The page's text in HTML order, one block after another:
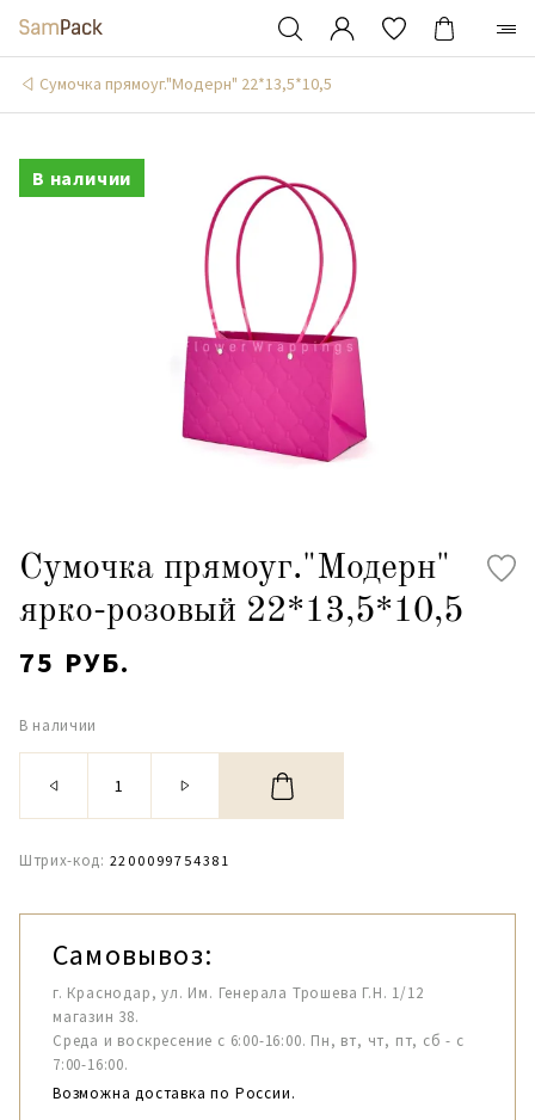
Сумочка прямоуг."Модерн" 22*13,5*10,5
В наличии
Сумочка прямоуг."Модерн"
ярко-розовый 22*13,5*10,5
75 РУБ.
В наличии
Штрих-код: 2200099754381
Самовывоз:
г. Краснодар, ул. Им. Генерала Трошева Г.Н. 1/12
магазин 38.
Среда и воскресение с 6:00-16:00. Пн, вт, чт, пт, сб - с
7:00-16:00.
Возможна доставка по России.